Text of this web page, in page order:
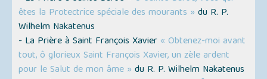
êtes la Protectrice spéciale des mourants » du R. P.
Wilhelm Nakatenus
- La Prière à Saint François Xavier « Obtenez-moi avant
tout, ô glorieux Saint François Xavier, un zèle ardent
pour le Salut de mon âme » du R. P. Wilhelm Nakatenus